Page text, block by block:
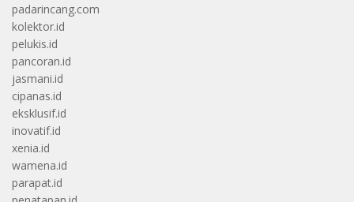
padarincang.com
kolektor.id
pelukis.id
pancoran.id
jasmani.id
cipanas.id
eksklusif.id
inovatif.id
xenia.id
wamena.id
parapat.id